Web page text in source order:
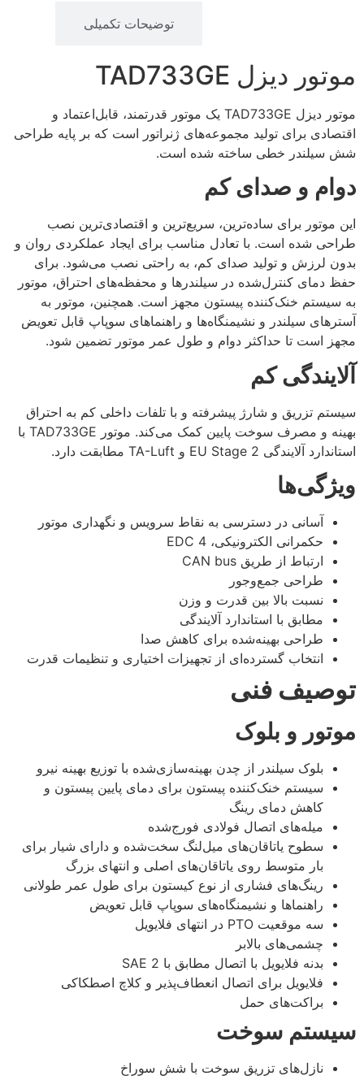
توضیحات تکمیلی
موتور دیزل TAD733GE
موتور دیزل TAD733GE یک موتور قدرتمند، قابل‌اعتماد و
اقتصادی برای تولید مجموعه‌های ژنراتور است که بر پایه طراحی
شش سیلندر خطی ساخته شده است.
دوام و صدای کم
این موتور برای ساده‌ترین، سریع‌ترین و اقتصادی‌ترین نصب
طراحی شده است. با تعادل مناسب برای ایجاد عملکردی روان و
بدون لرزش و تولید صدای کم، به راحتی نصب می‌شود. برای
حفظ دمای کنترل‌شده در سیلندرها و محفظه‌های احتراق، موتور
به سیستم خنک‌کننده پیستون مجهز است. همچنین، موتور به
آسترهای سیلندر و نشیمنگاه‌ها و راهنماهای سوپاپ قابل تعویض
مجهز است تا حداکثر دوام و طول عمر موتور تضمین شود.
آلایندگی کم
سیستم تزریق و شارژ پیشرفته و با تلفات داخلی کم به احتراق
بهینه و مصرف سوخت پایین کمک می‌کند. موتور TAD733GE با
استاندارد آلایندگی EU Stage 2 و TA-Luft مطابقت دارد.
ویژگی‌ها
آسانی در دسترسی به نقاط سرویس و نگهداری موتور
حکمرانی الکترونیکی، EDC 4
ارتباط از طریق CAN bus
طراحی جمع‌وجور
نسبت بالا بین قدرت و وزن
مطابق با استاندارد آلایندگی
طراحی بهینه‌شده برای کاهش صدا
انتخاب گسترده‌ای از تجهیزات اختیاری و تنظیمات قدرت
توصیف فنی
موتور و بلوک
بلوک سیلندر از چدن بهینه‌سازی‌شده با توزیع بهینه نیرو
سیستم خنک‌کننده پیستون برای دمای پایین پیستون و
کاهش دمای رینگ
میله‌های اتصال فولادی فورج‌شده
سطوح یاتاقان‌های میل‌لنگ سخت‌شده و دارای شیار برای
بار متوسط روی یاتاقان‌های اصلی و انتهای بزرگ
رینگ‌های فشاری از نوع کیستون برای طول عمر طولانی
راهنماها و نشیمنگاه‌های سوپاپ قابل تعویض
سه موقعیت PTO در انتهای فلایویل
چشمی‌های بالابر
بدنه فلایویل با اتصال مطابق با SAE 2
فلایویل برای اتصال انعطاف‌پذیر و کلاچ اصطکاکی
براکت‌های حمل
سیستم سوخت
نازل‌های تزریق سوخت با شش سوراخ